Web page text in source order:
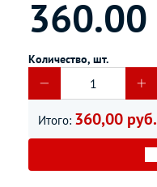
360.00
Количество, шт.
Итого: 360,00 руб.